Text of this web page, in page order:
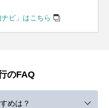
ビ」はこちら
のFAQ
めは？